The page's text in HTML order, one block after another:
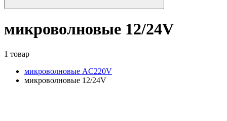
микроволновые 12/24V
1 товар
микроволновые AC220V
микроволновые 12/24V